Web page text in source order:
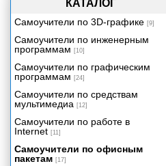
Модуль расчета сложного
процента на сумму вклада
Создание табличной базы
данных сотрудников
Должностные оклады и премии
Написание числовых данных
прописью
Электронный табель учета
рабочего времени
Учет и налогообложение доходов
физических лиц
Учет доходов и расходов в быту и
КАТАЛОГ
Самоучители по 3D-графике [9]
Самоучители по инженерным
программам [10]
Самоучители по графическим
программам [24]
Самоучители по средствам
мультимедиа [12]
Самоучители по работе в
Internet [11]
Самоучители по офисным
пакетам [17]